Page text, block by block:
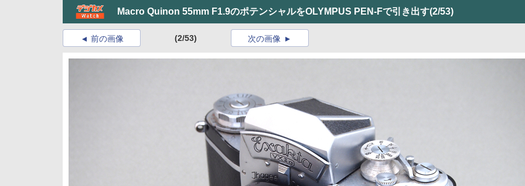
Macro Quinon 55mm F1.9のポテンシャルをOLYMPUS PEN-Fで引き出す(2/53)
前の画像 (2/53) 次の画像